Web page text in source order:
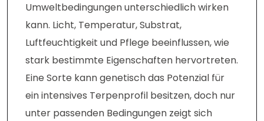
Umweltbedingungen unterschiedlich wirken
kann. Licht, Temperatur, Substrat,
Luftfeuchtigkeit und Pflege beeinflussen, wie
stark bestimmte Eigenschaften hervortreten.
Eine Sorte kann genetisch das Potenzial für
ein intensives Terpenprofil besitzen, doch nur
unter passenden Bedingungen zeigt sich